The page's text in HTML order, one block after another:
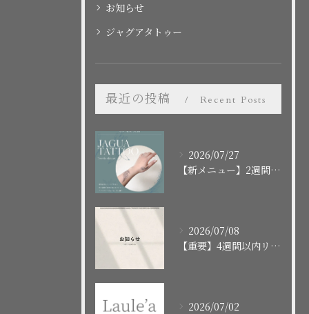
お知らせ
ジャグアタトゥー
最近の投稿 Recent Posts
2026/07/27
【新メニュー】2週間で消えるボディアート「ジャグアタトゥー」スタート！施術の流れや注意点まとめ
2026/07/08
【重要】4週間以内リピートクーポンの終了に関するお知らせ
2026/07/02